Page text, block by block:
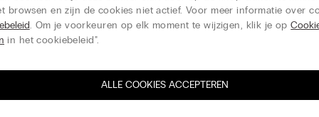
browsen en zijn de cookies niet actief. Voor meer informatie over
. Om je voorkeuren op elk moment te wijzigen, klik je op
in het cookiebeleid".
ALLE COOKIES ACCEPTEREN